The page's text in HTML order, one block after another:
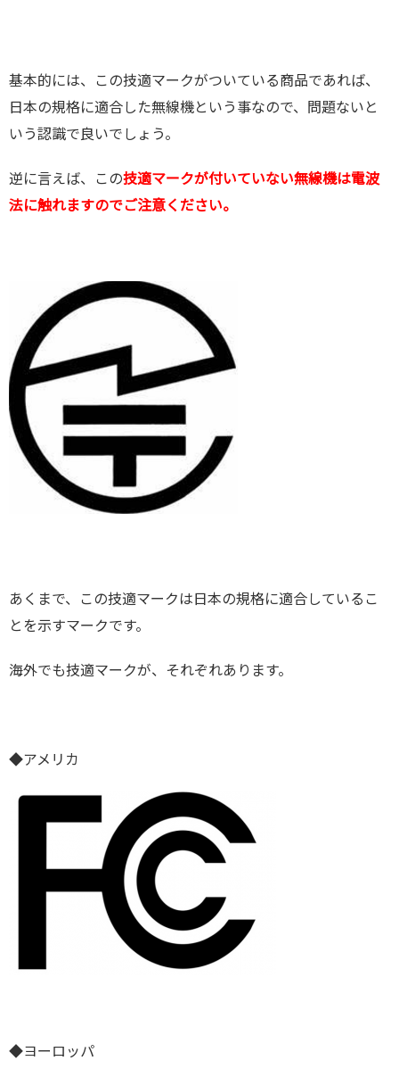
基本的には、この技適マークがついている商品であれば、
日本の規格に適合した無線機という事なので、問題ないと
いう認識で良いでしょう。
逆に言えば、この技適マークが付いていない無線機は電波
法に触れますのでご注意ください。
あくまで、この技適マークは日本の規格に適合しているこ
とを示すマークです。
海外でも技適マークが、それぞれあります。
◆アメリカ
◆ヨーロッパ